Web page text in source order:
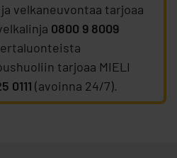
velkaneuvontaa tarjoaa
0800 9 8009
tarjoaa MIELI
0111 (avoinna 24/7).